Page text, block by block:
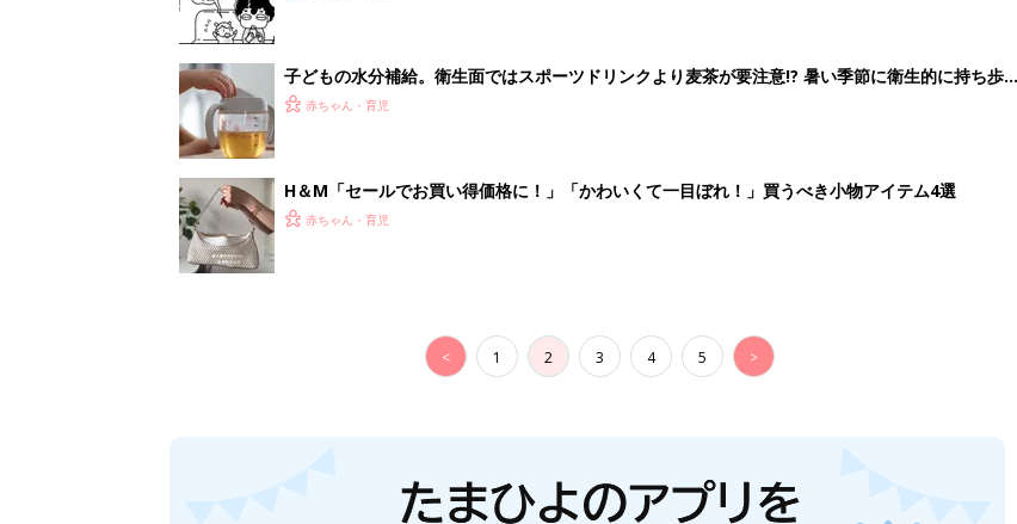
子どもの水分補給。衛生面ではスポーツドリンクより麦茶が要注意!? 暑い季節に衛生的に持ち歩
く3つのコツとは？【専門家監修】
赤ちゃん・育児
H＆М「セールでお買い得価格に！」「かわいくて一目ぼれ！」買うべき小物アイテム4選
赤ちゃん・育児
< 1 2 3 4 5 >